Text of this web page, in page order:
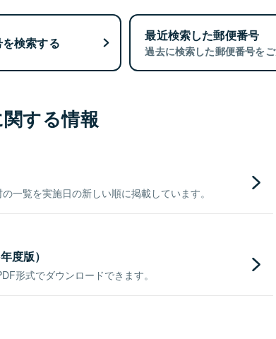
検索する 最近検索した郵便番号
過去に検索した郵便番号をご
する情報
一覧を実施日の新しい順に掲載しています。
度版）
形式でダウンロードできます。